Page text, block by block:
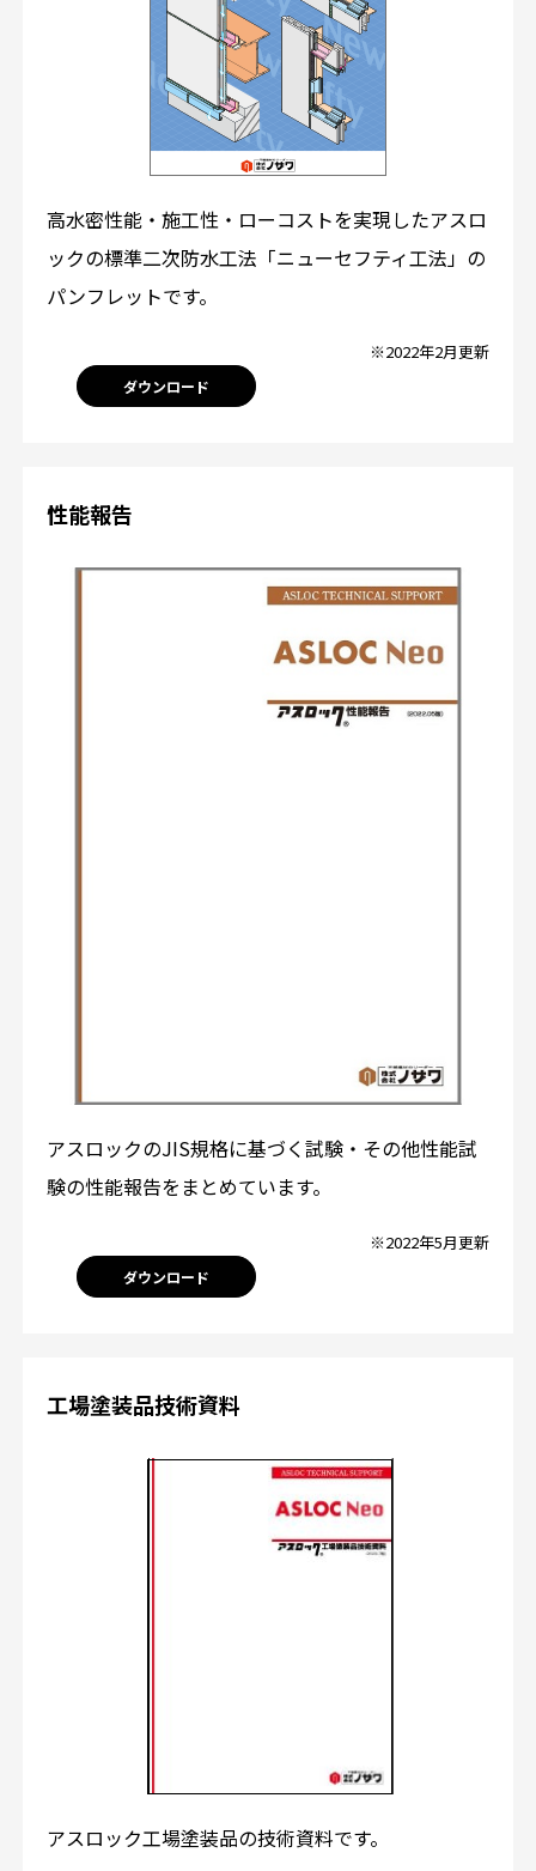
高水密性能・施工性・ローコストを実現したアスロ
ックの標準二次防水工法「ニューセフティ工法」の
パンフレットです。
※2022年2月更新
ダウンロード
性能報告
アスロックのJIS規格に基づく試験・その他性能試
験の性能報告をまとめています。
※2022年5月更新
ダウンロード
工場塗装品技術資料
アスロック工場塗装品の技術資料です。